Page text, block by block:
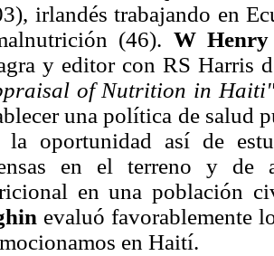
irlandés trabajando en
(46). W
y editor con RS Harris
of Nutrition in
una política de salud
la oportunidad así de
en el terreno y de
en una población
evaluó favorablemente
en Haití.